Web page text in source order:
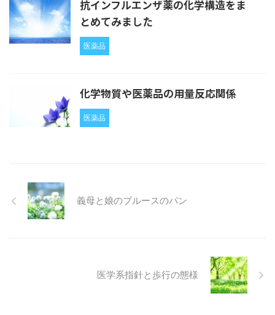
抗インフルエンザ薬の化学構造をま
とめてみました
医薬品
化学物質や医薬品の用量反応関係
医薬品
義母と娘のブルースのパン
医学系指針と歩行の態様